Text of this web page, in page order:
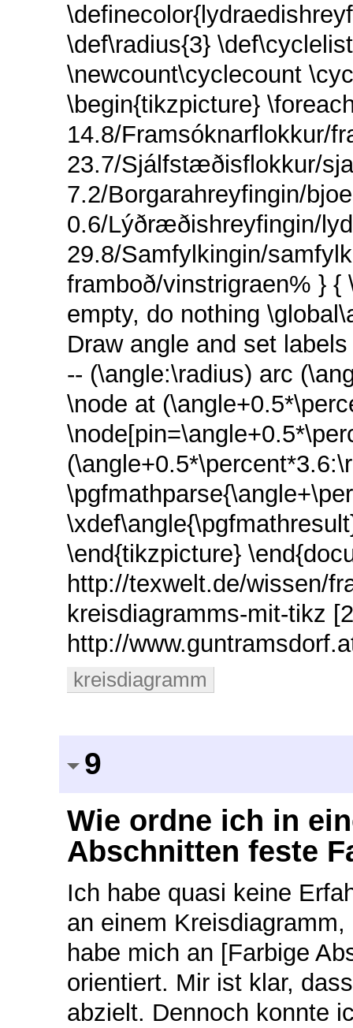
\def\radius{3}
\newcount\cyclecount
\begin{tikzpicture}
14.8/Framsóknarflokkur/
23.7/Sjálfstæðisflokkur/
7.2/Borgarahreyfingin/
0.6/Lýðræðishreyfingin/
29.8/Samfylkingin/
framboð/vinstrigraen% }
empty, do nothing
Draw angle and set
-- (\angle:\radius) arc
\node at
\end{tikzpicture}
http://texwelt.de/wissen/
kreisdiagramms-mit-tikz
http://
kreisdiagramm
9
Wie ordne ich in
Abschnitten feste
Ich habe quasi keine
an einem
habe mich an [Farbige
orientiert. Mir ist klar,
abzielt. Dennoch konnte